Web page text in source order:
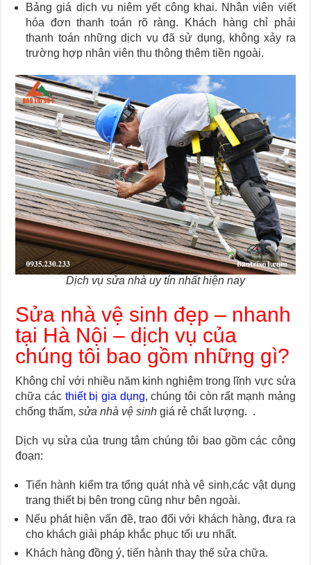
Bảng giá dịch vụ niêm yết công khai. Nhân viên viết
hóa đơn thanh toán rõ ràng. Khách hàng chỉ phải
thanh toán những dịch vụ đã sử dụng, không xảy ra
trường hợp nhân viên thu thông thêm tiền ngoài.
Dịch vụ sửa nhà uy tín nhất hiện nay
Sửa nhà vệ sinh đẹp – nhanh
tại Hà Nội – dịch vụ của
chúng tôi bao gồm những gì?
Không chỉ với nhiều năm kinh nghiệm trong lĩnh vực sửa
chữa các thiết bị gia dụng, chúng tôi còn rất mạnh mảng
chống thấm,sửa nhà vệ sinh giá rẻ chất lượng. .
Dịch vụ sửacủa trung tâm chúng tôi bao gồm các công
đoạn:
Tiến hành kiểm tra tổng quát nhà vệ sinh,các vật dụng
trang thiết bị bên trong cũng như bên ngoài.
Nếu phát hiện vấn đề, trao đổi với khách hàng, đưa ra
cho khách giải pháp khắc phục tối ưu nhất.
Khách hàng đồng ý, tiến hành thay thế sửa chữa.